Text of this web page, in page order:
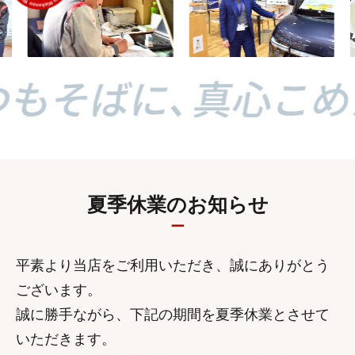
夏季休業のお知らせ
平素より当店をご利用いただき、誠にありがとう
ございます。
誠に勝手ながら、下記の期間を夏季休業とさせて
いただきます。